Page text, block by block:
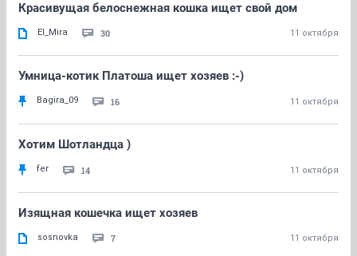
Красивущая белоснежная кошка ищет свой дом
El_Mira 30 11 октября
Умница-котик Платоша ищет хозяев :-)
Bagira_09 16 11 октября
Хотим Шотландца )
fer 14 11 октября
Изящная кошечка ищет хозяев
sosnovka 7 11 октября